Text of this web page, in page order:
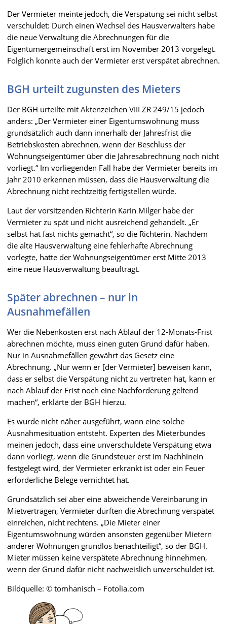
Der Vermieter meinte jedoch, die Verspätung sei nicht selbst
verschuldet: Durch einen Wechsel des Hausverwalters habe
die neue Verwaltung die Abrechnungen für die
Eigentümergemeinschaft erst im November 2013 vorgelegt.
Folglich konnte auch der Vermieter erst verspätet abrechnen.
BGH urteilt zugunsten des Mieters
Der BGH urteilte mit Aktenzeichen VIII ZR 249/15 jedoch
anders: „Der Vermieter einer Eigentumswohnung muss
grundsätzlich auch dann innerhalb der Jahresfrist die
Betriebskosten abrechnen, wenn der Beschluss der
Wohnungseigentümer über die Jahresabrechnung noch nicht
vorliegt.“ Im vorliegenden Fall habe der Vermieter bereits im
Jahr 2010 erkennen müssen, dass die Hausverwaltung die
Abrechnung nicht rechtzeitig fertigstellen würde.
Laut der vorsitzenden Richterin Karin Milger habe der
Vermieter zu spät und nicht ausreichend gehandelt. „Er
selbst hat fast nichts gemacht“, so die Richterin. Nachdem
die alte Hausverwaltung eine fehlerhafte Abrechnung
vorlegte, hatte der Wohnungseigentümer erst Mitte 2013
eine neue Hausverwaltung beauftragt.
Später abrechnen – nur in
Ausnahmefällen
Wer die Nebenkosten erst nach Ablauf der 12-Monats-Frist
abrechnen möchte, muss einen guten Grund dafür haben.
Nur in Ausnahmefällen gewährt das Gesetz eine
Abrechnung. „Nur wenn er [der Vermieter] beweisen kann,
dass er selbst die Verspätung nicht zu vertreten hat, kann er
nach Ablauf der Frist noch eine Nachforderung geltend
machen“, erklärte der BGH hierzu.
Es wurde nicht näher ausgeführt, wann eine solche
Ausnahmesituation entsteht. Experten des Mieterbundes
meinen jedoch, dass eine unverschuldete Verspätung etwa
dann vorliegt, wenn die Grundsteuer erst im Nachhinein
festgelegt wird, der Vermieter erkrankt ist oder ein Feuer
erforderliche Belege vernichtet hat.
Grundsätzlich sei aber eine abweichende Vereinbarung in
Mietverträgen, Vermieter dürften die Abrechnung verspätet
einreichen, nicht rechtens. „Die Mieter einer
Eigentumswohnung würden ansonsten gegenüber Mietern
anderer Wohnungen grundlos benachteiligt“, so der BGH.
Mieter müssen keine verspätete Abrechnung hinnehmen,
wenn der Grund dafür nicht nachweislich unverschuldet ist.
Bildquelle: © tomhanisch – Fotolia.com